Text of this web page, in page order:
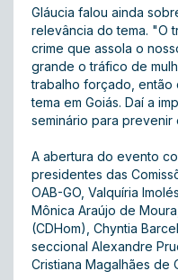
Gláucia falou ainda
relevância do tema. "O
crime que assola o
grande o tráfico de
trabalho forçado, então
tema em Goiás. Daí a
seminário para prevenir
A abertura do evento
presidentes das
OAB-GO, Valquíria
Mônica Araújo de
(CDHom), Chyntia
seccional Alexandre
Cristiana Magalhães de